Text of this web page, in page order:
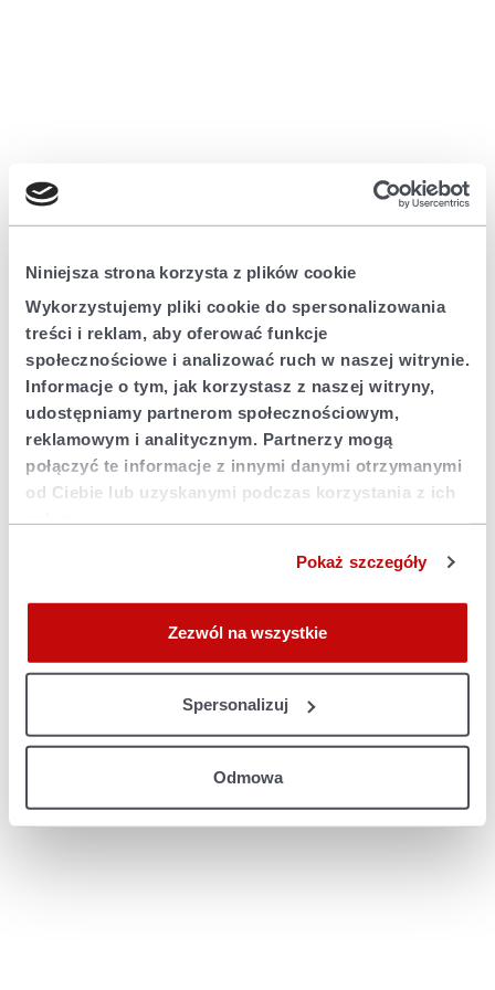
Niniejsza strona korzysta z plików cookie
Wykorzystujemy pliki cookie do spersonalizowania
treści i reklam, aby oferować funkcje
społecznościowe i analizować ruch w naszej witrynie.
Informacje o tym, jak korzystasz z naszej witryny,
udostępniamy partnerom społecznościowym,
reklamowym i analitycznym. Partnerzy mogą
połączyć te informacje z innymi danymi otrzymanymi
od Ciebie lub uzyskanymi podczas korzystania z ich
Pokaż szczegóły
Zezwól na wszystkie
Spersonalizuj
Odmowa
Application error: a client-side exception has occurred (see the browser